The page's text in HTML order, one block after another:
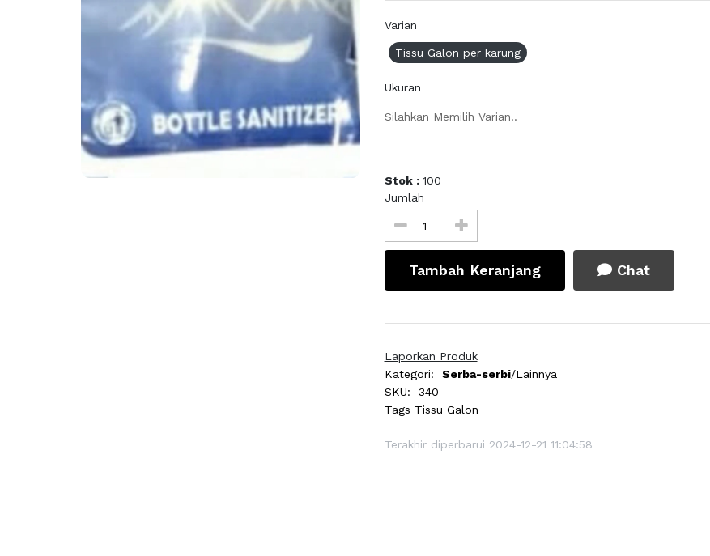
Varian
Tissu Galon per karung
Ukuran
Silahkan Memilih Varian..
Stok : 100
Jumlah
Tambah Keranjang Chat
Laporkan Produk
Kategori:
Serba-serbi/Lainnya
SKU:
340
Tags Tissu Galon
Terakhir diperbarui 2024-12-21 11:04:58